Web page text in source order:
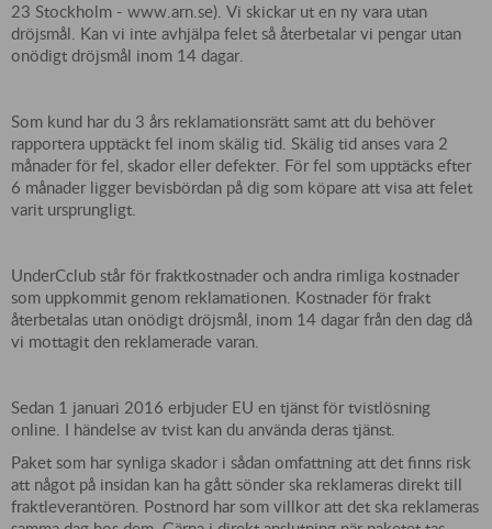
23 Stockholm - www.arn.se). Vi skickar ut en ny vara utan
dröjsmål. Kan vi inte avhjälpa felet så återbetalar vi pengar utan
onödigt dröjsmål inom 14 dagar.
Som kund har du 3 års reklamationsrätt samt att du behöver
rapportera upptäckt fel inom skälig tid. Skälig tid anses vara 2
månader för fel, skador eller defekter. För fel som upptäcks efter
6 månader ligger bevisbördan på dig som köpare att visa att felet
varit ursprungligt.
UnderCclub står för fraktkostnader och andra rimliga kostnader
som uppkommit genom reklamationen. Kostnader för frakt
återbetalas utan onödigt dröjsmål, inom 14 dagar från den dag då
vi mottagit den reklamerade varan.
Sedan 1 januari 2016 erbjuder EU en tjänst för tvistlösning
online. I händelse av tvist kan du använda deras tjänst.
Paket som har synliga skador i sådan omfattning att det finns risk
att något på insidan kan ha gått sönder ska reklameras direkt till
fraktleverantören. Postnord har som villkor att det ska reklameras